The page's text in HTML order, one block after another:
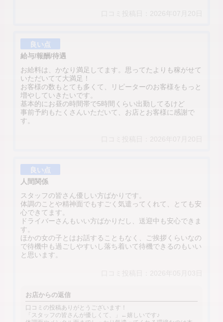
良い点
給与/報酬/待遇
お給料は、かなり満足してます。思ってたよりも稼がせて
いただいてて大満足！
お客様の数もとても多くて、リピーターのお客様をもっと
増やしていきたいです。
基本的にお昼の時間帯で5時間くらい出勤してるけど
事前予約もたくさんいただいて、お店とお客様に感謝で
す。
良い点
人間関係
スタッフの皆さん優しい方ばかりです。
体調のことや精神面でもすごく気遣ってくれて、とても安
心できてます。
ドライバーさんもいい方ばかりだし、送迎中も安心できま
す。
ほかの女の子とはお話することもなく、ご挨拶くらいなの
で待機中も過ごしやすいし落ち着いて待機できるのもいい
と思います。
お店からの返信
口コミの投稿ありがとうございます！
「スタッフの皆さんが優しくて、」←嬉しいです♪